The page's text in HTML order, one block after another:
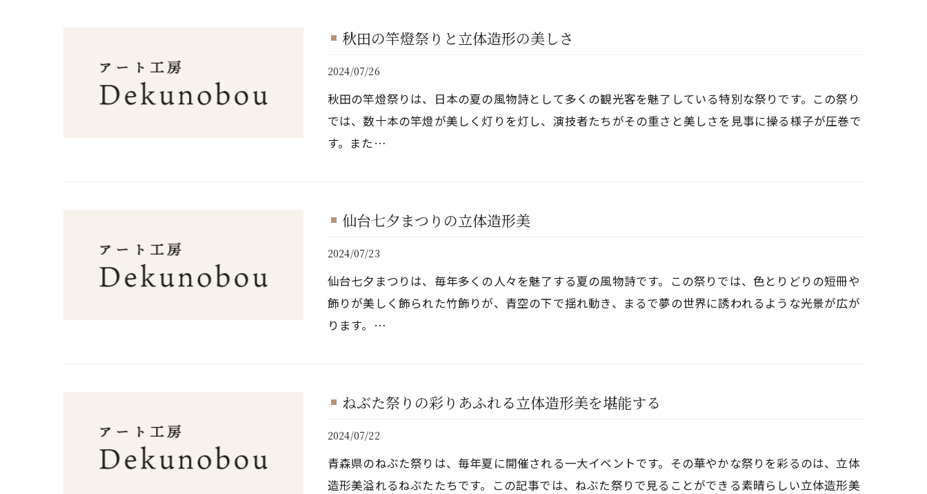
秋田の竿燈祭りと立体造形の美しさ
2024/07/26
秋田の竿燈祭りは、日本の夏の風物詩として多くの観光客を魅了している特別な祭りです。この祭り
では、数十本の竿燈が美しく灯りを灯し、演技者たちがその重さと美しさを見事に操る様子が圧巻で
す。また…
仙台七夕まつりの立体造形美
2024/07/23
仙台七夕まつりは、毎年多くの人々を魅了する夏の風物詩です。この祭りでは、色とりどりの短冊や
飾りが美しく飾られた竹飾りが、青空の下で揺れ動き、まるで夢の世界に誘われるような光景が広が
ります。…
ねぶた祭りの彩りあふれる立体造形美を堪能する
2024/07/22
青森県のねぶた祭りは、毎年夏に開催される一大イベントです。その華やかな祭りを彩るのは、立体
造形美溢れるねぶたたちです。この記事では、ねぶた祭りで見ることができる素晴らしい立体造形美